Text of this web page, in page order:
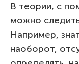
В теории, с
можно
Например,
наоборот,